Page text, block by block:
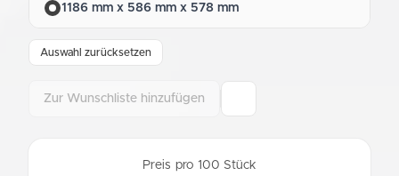
1186 mm x 586 mm x 578 mm
Auswahl zurücksetzen
Zur Wunschliste hinzufügen
Preis pro 100 Stück